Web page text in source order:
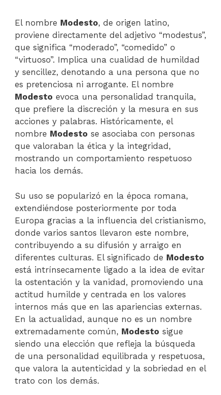
El nombre Modesto, de origen latino,
proviene directamente del adjetivo “modestus”,
que significa “moderado”, “comedido” o
“virtuoso”. Implica una cualidad de humildad
y sencillez, denotando a una persona que no
es pretenciosa ni arrogante. El nombre
Modesto evoca una personalidad tranquila,
que prefiere la discreción y la mesura en sus
acciones y palabras. Históricamente, el
nombre Modesto se asociaba con personas
que valoraban la ética y la integridad,
mostrando un comportamiento respetuoso
hacia los demás.
Su uso se popularizó en la época romana,
extendiéndose posteriormente por toda
Europa gracias a la influencia del cristianismo,
donde varios santos llevaron este nombre,
contribuyendo a su difusión y arraigo en
diferentes culturas. El significado de Modesto
está intrínsecamente ligado a la idea de evitar
la ostentación y la vanidad, promoviendo una
actitud humilde y centrada en los valores
internos más que en las apariencias externas.
En la actualidad, aunque no es un nombre
extremadamente común, Modesto sigue
siendo una elección que refleja la búsqueda
de una personalidad equilibrada y respetuosa,
que valora la autenticidad y la sobriedad en el
trato con los demás.